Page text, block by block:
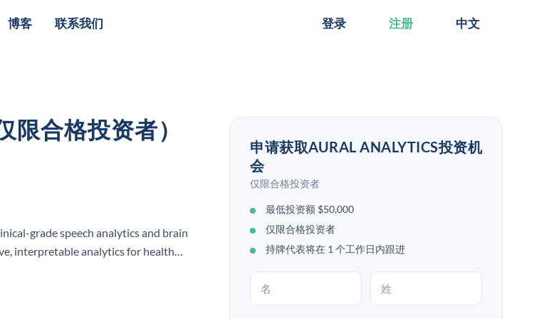
博客 联系我们 登录 注册 中文
限合格投资者）
grade speech analytics and brain
interpretable analytics for health
申请获取AURAL ANALYTICS投资机
会
仅限合格投资者
最低投资额 $50,000
仅限合格投资者
持牌代表将在 1 个工作日内跟进